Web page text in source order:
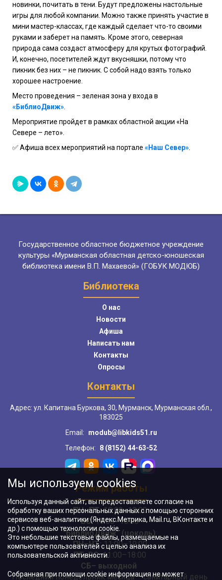
новинки, почитать в тени. Будут предложены настольные
игры для любой компании. Можно также принять участие в
мини мастер-классах, где каждый сделает что-то своими
руками и заберет на память. Кроме этого, северная
природа сама создаст атмосферу для крутых фотографий.
И, конечно, посетителей ждут вкусняшки, потому что
пикник без них – не пикник. С собой надо взять только
хорошее настроение.
Место проведения – зеленая зона у входа в
«БиблиоДвиж»
Мероприятие пройдет в рамках областной акции «На
Севере – лето».
✅ Афиша всех мероприятий на портале «Наш Север»
Государственное областное бюджетное учреждение
культуры «Мурманская областная детско-юношеская
библиотека имени В.П. Махаевой» (ГОБУК МОДЮБ)
Библиотека
О нас
Новости
Афиша
Написать нам
Контакты
Опросы
Контакты
Адрес: ул. Капитана Буркова, 30, Мурманск, Мурманская обл.,
183025
Email:
modub@libkids51.ru
Телефон:
8 (8152) 44-63-52
Режим работы
ПН–ПТ:10:00–18:00
ВС:11:00–18:00
"БиблиоДвиж" (цоколь):
ПН–ЧТ:11:00–19:00
ПТ, ВС:11:00–18:00
СБ– выходной
Последний понедельник месяца – санитарный день
Мы используем cookies
Используя данный сайт, вы предоставляете согласие на
обработку ваших персональных данных с помощью сторонних
сервисов веб-аналитики (Яндекс.Метрика, Mail.ru, ВКонтакте и
др.) с помощью технологии cookie.
Это небольшие текстовые файлы, размещаемые на
компьютере пользователей с целью анализа их
пользовательской активности.
Собранная при помощи cookie информация не может